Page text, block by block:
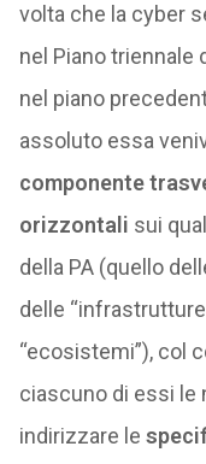
volta che la cyber
nel Piano triennale
nel piano
assoluto essa
componente
orizzontali sui
della PA (quello
delle
“ecosistemi”), col
ciascuno di essi le
indirizzare le